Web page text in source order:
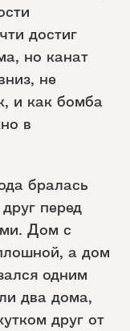
достиг
но канат
не
и как бомба
в
бралась
перед
Дом с
а дом
одним
два дома,
друг от